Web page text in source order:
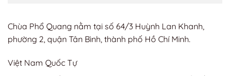
Chùa Phổ Quang nằm tại số 64/3 Huỳnh Lan Khanh,
phường 2, quận Tân Bình, thành phố Hồ Chí Minh.
Việt Nam Quốc Tự